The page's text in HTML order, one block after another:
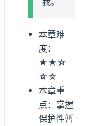
本章难
度：
★★☆
☆☆
本章重
点：掌握
保护性暂